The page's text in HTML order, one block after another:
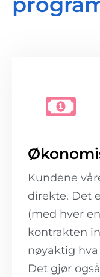
Kundene
direkte. Det
(med hver
kontrakten
nøyaktig
Det gjør